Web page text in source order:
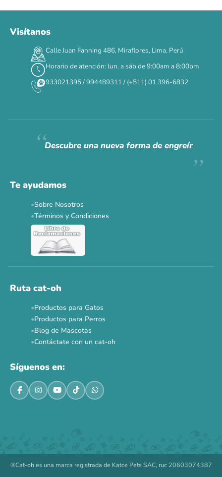
Visítanos
Calle Juan Fanning 486, Miraflores, Lima, Perú
Horario de atención: lun. a sáb de 9:00am a 8:00pm
933021395 / 994489311 / (+511) 01 396-6832
Descubre una nueva forma de engreír
Te ayudamos
Sobre Nosotros
Términos y Condiciones
Ruta cat-oh
Productos para Gatos
Productos para Perros
Blog de Mascotas
Contáctate con un cat-oh
Síguenos en:
®Cat-oh es una marca registrada de Katce Pets SAC, ruc 20603074387